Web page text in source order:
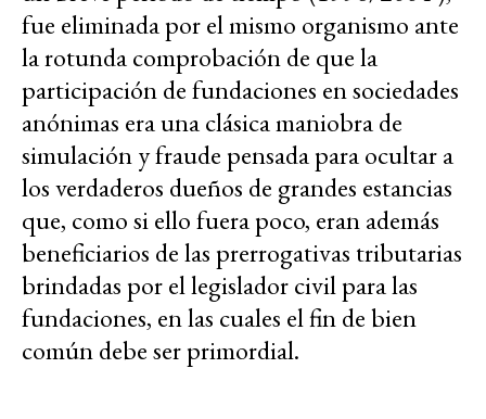
fue eliminada por el mismo organismo ante
la rotunda comprobación de que la
participación de fundaciones en sociedades
anónimas era una clásica maniobra de
simulación y fraude pensada para ocultar a
los verdaderos dueños de grandes estancias
que, como si ello fuera poco, eran además
beneficiarios de las prerrogativas tributarias
brindadas por el legislador civil para las
fundaciones, en las cuales el fin de bien
común debe ser primordial.